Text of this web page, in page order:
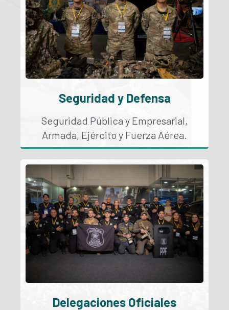
Seguridad y Defensa
Seguridad Pública y Empresarial,
Armada, Ejército y Fuerza Aérea.
Delegaciones Oficiales